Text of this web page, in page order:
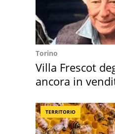
Torino
Villa Frescot
ancora in
TERRITORIO